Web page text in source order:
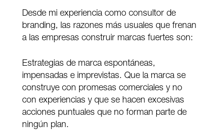
Desde mi experiencia como consultor de
branding, las razones más usuales que frenan
a las empresas construir marcas fuertes son:
Estrategias de marca espontáneas,
impensadas e imprevistas. Que la marca se
construye con promesas comerciales y no
con experiencias y que se hacen excesivas
acciones puntuales que no forman parte de
ningún plan.